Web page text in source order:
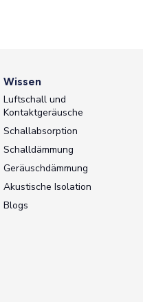
Wissen
Luftschall und
Kontaktgeräusche
Schallabsorption
Schalldämmung
Geräuschdämmung
Akustische Isolation
Blogs